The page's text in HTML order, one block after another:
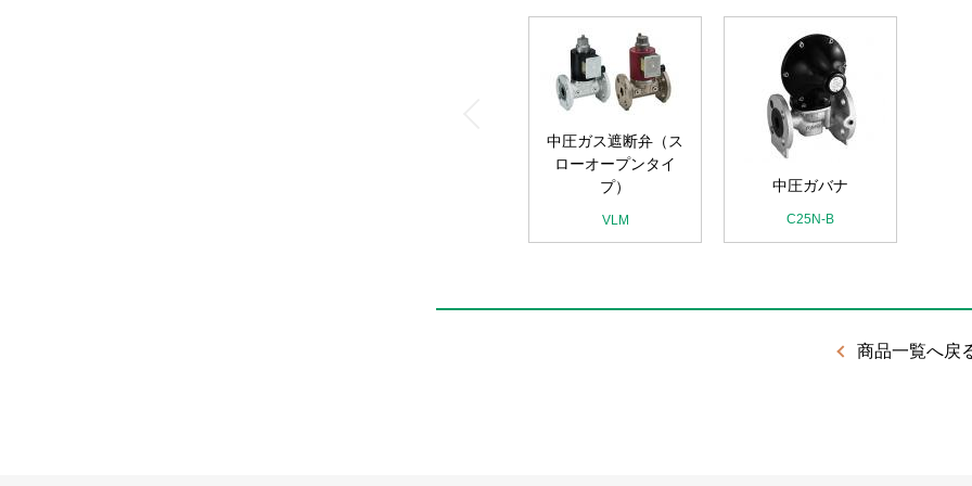
中圧ガス遮断弁（ス
ローオープンタイ
プ）
VLM
中圧ガバナ
C25N-B
商品一覧へ戻